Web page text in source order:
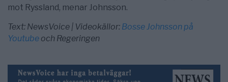
mot Ryssland, menar Johnsson.
Text: NewsVoice | Videokällor: Bosse Johnsson på
Youtube och Regeringen